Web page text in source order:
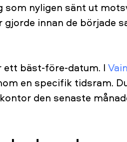
som nyligen sänt ut
innan de började
ett bäst-före-datum. I
en specifik tidsram.
den senaste